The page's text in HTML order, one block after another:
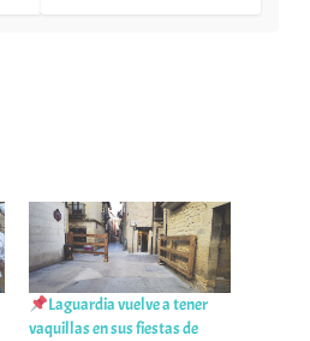
Laguardia vuelve a tener
vaquillas en sus fiestas de